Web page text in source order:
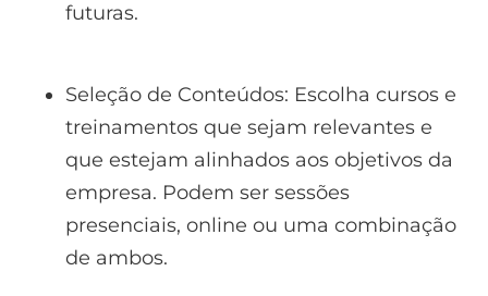
futuras.
Seleção de Conteúdos: Escolha cursos e
treinamentos que sejam relevantes e
que estejam alinhados aos objetivos da
empresa. Podem ser sessões
presenciais, online ou uma combinação
de ambos.